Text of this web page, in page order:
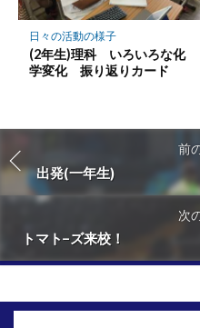
日々の活動の様子
(2年生)理科 いろいろな化
学変化 振り返りカード
前
出発(一年生)
次
トマト−ズ来校！